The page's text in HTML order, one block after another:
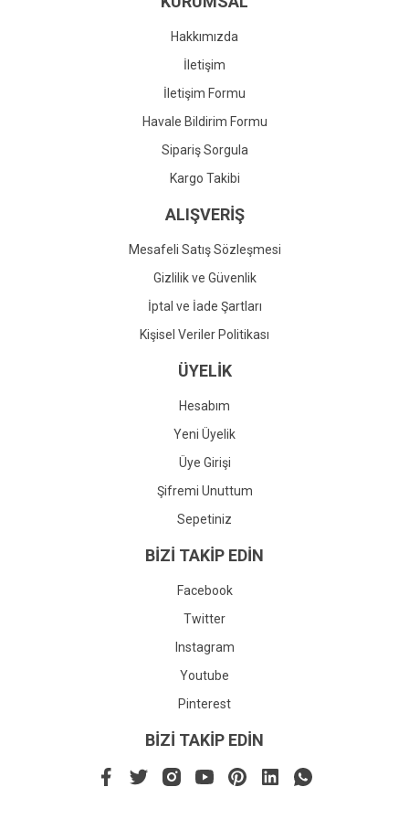
Gönder
Hakkımızda
İletişim
İletişim Formu
Havale Bildirim Formu
Sipariş Sorgula
Kargo Takibi
ALIŞVERİŞ
Mesafeli Satış Sözleşmesi
Gizlilik ve Güvenlik
İptal ve İade Şartları
Kişisel Veriler Politikası
ÜYELİK
Hesabım
Yeni Üyelik
Üye Girişi
Şifremi Unuttum
Sepetiniz
BİZİ TAKİP EDİN
Facebook
Twitter
Instagram
Youtube
Pinterest
BİZİ TAKİP EDİN